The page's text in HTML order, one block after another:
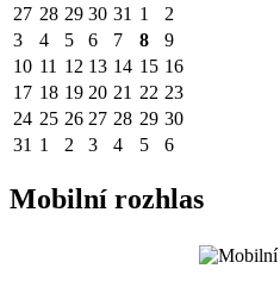
27 28 29 30 31 1
2
3
4 5 6 7 8
9
10 11 12 13 14 15 16
17 18 19 20 21 22 23
24 25 26 27 28 29 30
31 1 2 3 4 5 6
Mobilní rozhlas